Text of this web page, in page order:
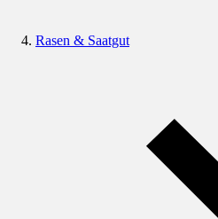
Rasen & Saatgut